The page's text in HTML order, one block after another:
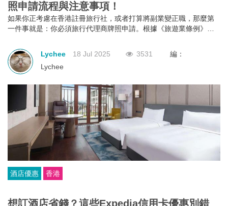
照申請流程與注意事項！
如果你正考慮在香港註冊旅行社，或者打算將副業變正職，那麼第
一件事就是：你必須旅行代理商牌照申請。根據《旅遊業條例》第
遊團或接待到港旅客的業務，都必須向旅遊業監管局申請並持有有
效的旅行代理商牌照。沒有這個牌照？那就不能經營！
Lychee 18 Jul 2025 3531
編：
Lychee
酒店優惠 香港
想訂酒店省錢？這些Expedia信用卡優惠別錯